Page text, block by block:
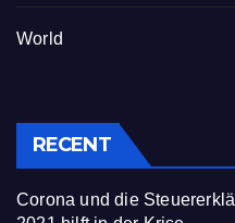
World
RECENT
Corona und die